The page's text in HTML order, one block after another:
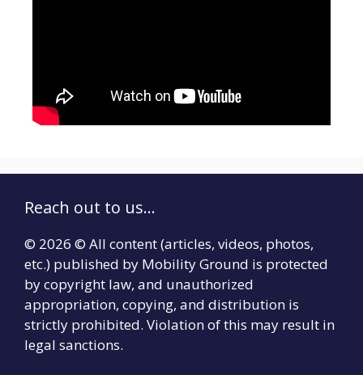
Reach out to us...
© 2026 © All content (articles, videos, photos,
etc.) published by Mobility Ground is protected
by copyright law, and unauthorized
appropriation, copying, and distribution is
strictly prohibited. Violation of this may result in
legal sanctions.